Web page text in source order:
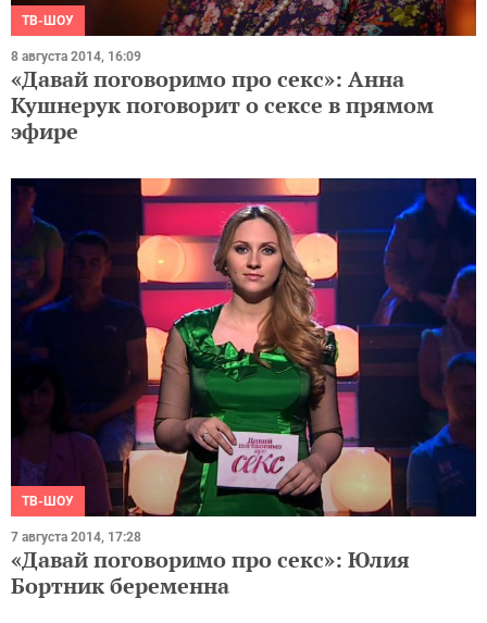
ТВ-ШОУ
8 августа 2014, 16:09
«Давай поговоримо про секс»: Анна
Кушнерук поговорит о сексе в прямом
эфире
ТВ-ШОУ
7 августа 2014, 17:28
«Давай поговоримо про секс»: Юлия
Бортник беременна